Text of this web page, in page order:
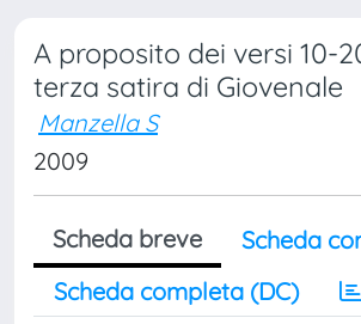
A proposito dei versi 10-
terza satira di Giovenale
Manzella S
2009
Scheda breve
Scheda
Scheda completa (DC)